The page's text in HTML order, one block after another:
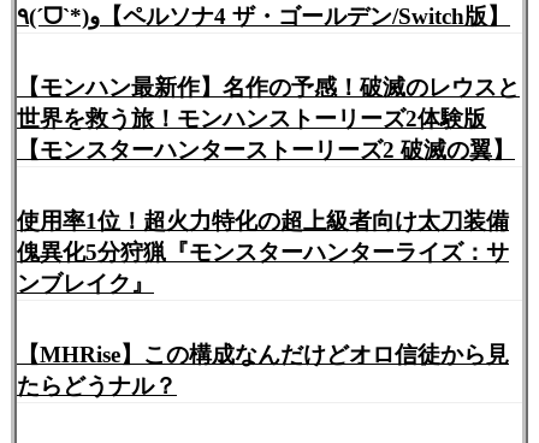
٩(ˊᗜˋ*)و【ペルソナ4 ザ・ゴールデン/Switch版】
【モンハン最新作】名作の予感！破滅のレウスと
世界を救う旅！モンハンストーリーズ2体験版
【モンスターハンターストーリーズ2 破滅の翼】
使用率1位！超火力特化の超上級者向け太刀装備
傀異化5分狩猟『モンスターハンターライズ：サ
ンブレイク』
【MHRise】この構成なんだけどオロ信徒から見
たらどうナル？